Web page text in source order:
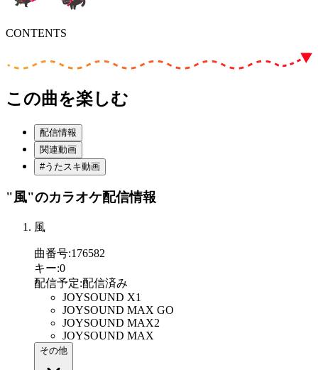
CONTENTS
この曲を楽しむ
配信情報
関連動画
#うたスキ動画
"風"のカラオケ配信情報
風
曲番号:176582
キー:0
配信予定:配信済み
JOYSOUND X1
JOYSOUND MAX GO
JOYSOUND MAX2
JOYSOUND MAX
その他